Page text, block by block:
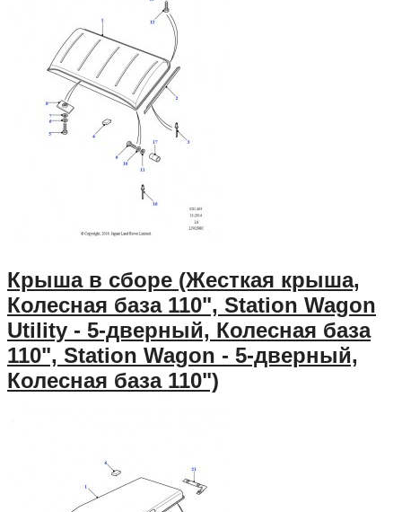
Крыша в сборе (Жесткая крыша,
Колесная база 110", Station Wagon
Utility - 5-дверный, Колесная база
110", Station Wagon - 5-дверный,
Колесная база 110")